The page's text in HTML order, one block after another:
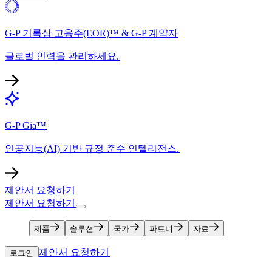
G-P 기록상 고용주(EOR)™ & G-P 계약자​​
글로벌 인력을 관리하세요.​​
G-P Gia™​​
인공지능(AI) 기반 규정 준수 인텔리전스.​​
제안서 요청하기​​
제안서 요청하기​​
제품​​ 솔루션​​ 국가​​ 파트너​​ 자료​​
로그인​​ 제안서 요청하기​​